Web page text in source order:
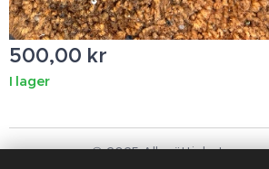
500,00 kr
I lager
© 2025 Alla rättigheter